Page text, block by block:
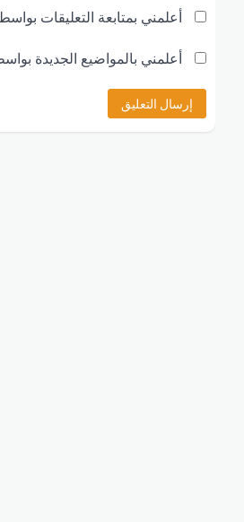
أعلمني بمتابعة التعليقات
أعلمني بالمواضيع الجديدة